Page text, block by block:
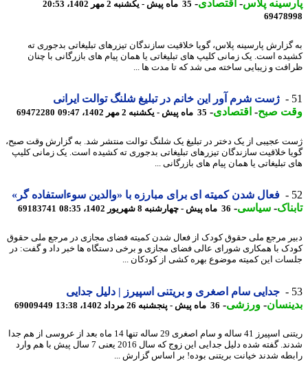
پلاس-اقتصادی-35 ماه پیش - یکشنبه 2 مهر 1402، 20:53
پارسینه پلاس، گویا خلاقیت سازندگان تیزرهای تبلیغاتی بدجوری ته
است. یک زمانی کلیپ های تبلیغاتی یا همان پیام های بازرگانی با چنان
و زیبایی ساخته می شد که تا مدت ها ...
ژست شرم آور این خانم در تبلیغ شلنگ توالت ایرانی
صبح-اقتصادی-35 ماه پیش - یکشنبه 2 مهر 1402، 09:47 69472280
عجیبی از یک دختر در تبلیغ یک شلنگ توالت منتشر شد. به گزارش وقت صبح،
خلاقیت سازندگان تیزرهای تبلیغاتی بدجوری ته کشیده است. یک زمانی کلیپ
تبلیغاتی یا همان پیام های بازرگانی ...
فعال شدن کمیته ای برای مبارزه با «والدین سوءاستفاده گر»
-سیاسی-36 ماه پیش - چهارشنبه 8 شهریور 1402، 08:35 69183741
مرجع ملی حقوق کودک از فعال شدن کمیته فضای مجازی در مرجع ملی حقوق
با همکاری شورای عالی فضای مجازی و برخی دستگاه ­ها خبر داد و گفت: در
این کمیته موضوع بهره کشی از کودکان ...
جدایی سام اصغری و بریتنی اسپیرز | دلیل جدایی
-ورزشی-36 ماه پیش - پنجشنبه 26 مرداد 1402، 13:38 69009449
ریتنی اسپیرز 41 ساله و سام اصغری 29 ساله تنها 14 ماه بعد از عروسی از هم جدا
شدند. گفته شده دلیل جدایی این زوج که سال 2016 یعنی 7 سال پیش با هم وارد
شدند خیانت بریتنی بوده! بر اساس گزارش ...